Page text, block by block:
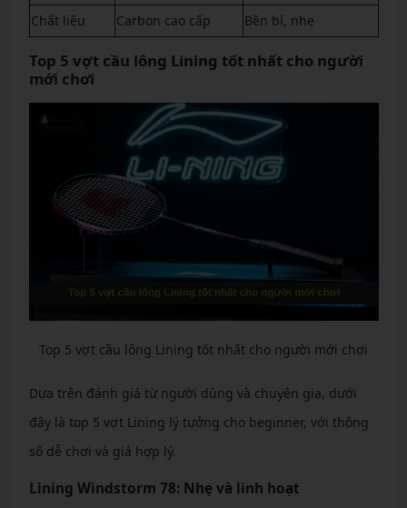
Chất liệu
Carbon cao cấp Bền bỉ, nhẹ
Top 5 vợt cầu lông Lining tốt nhất cho người
mới chơi
Top 5 vợt cầu lông Lining tốt nhất cho người mới chơi
Dựa trên đánh giá từ người dùng và chuyên gia, dưới
đây là top 5 vợt Lining lý tưởng cho beginner, với thông
số dễ chơi và giá hợp lý.
Lining Windstorm 78: Nhẹ và linh hoạt